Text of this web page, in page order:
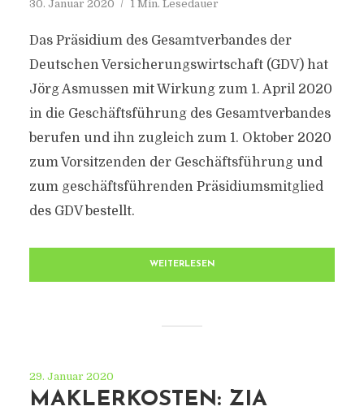
30. Januar 2020 1 Min. Lesedauer
Das Präsidium des Gesamtverbandes der
Deutschen Versicherungswirtschaft (GDV) hat
Jörg Asmussen mit Wirkung zum 1. April 2020
in die Geschäftsführung des Gesamtverbandes
berufen und ihn zugleich zum 1. Oktober 2020
zum Vorsitzenden der Geschäftsführung und
zum geschäftsführenden Präsidiumsmitglied
des GDV bestellt.
WEITERLESEN
29. Januar 2020
MAKLERKOSTEN: ZIA